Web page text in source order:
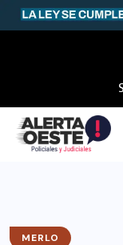
MERLO